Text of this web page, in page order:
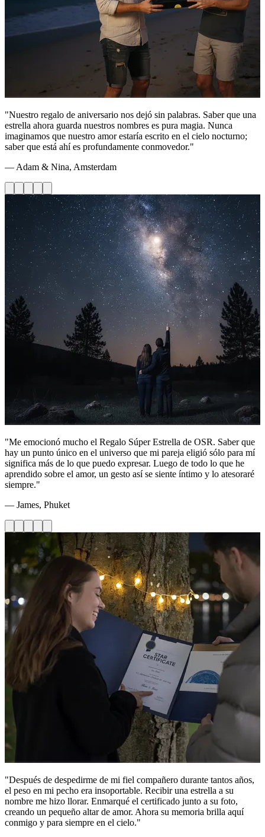
"Nuestro regalo de aniversario nos dejó sin palabras. Saber que una
estrella ahora guarda nuestros nombres es pura magia. Nunca
imaginamos que nuestro amor estaría escrito en el cielo nocturno;
saber que está ahí es profundamente conmovedor."
— Adam & Nina, Amsterdam
"Me emocionó mucho el Regalo Súper Estrella de OSR. Saber que
hay un punto único en el universo que mi pareja eligió sólo para mí
significa más de lo que puedo expresar. Luego de todo lo que he
aprendido sobre el amor, un gesto así se siente íntimo y lo atesoraré
siempre."
— James, Phuket
"Después de despedirme de mi fiel compañero durante tantos años,
el peso en mi pecho era insoportable. Recibir una estrella a su
nombre me hizo llorar. Enmarqué el certificado junto a su foto,
creando un pequeño altar de amor. Ahora su memoria brilla aquí
conmigo y para siempre en el cielo."